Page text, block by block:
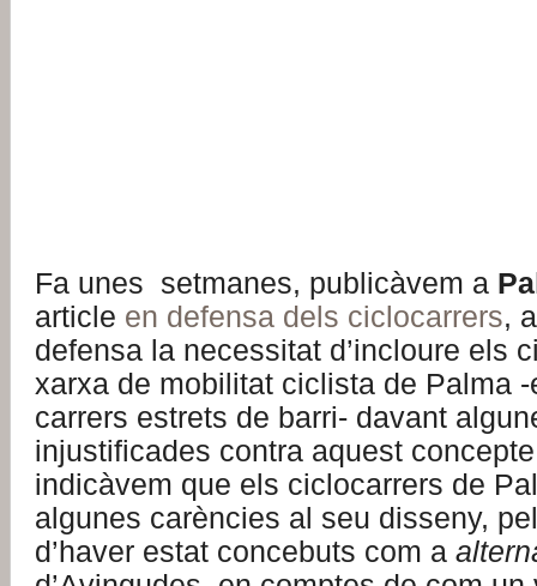
Fa unes setmanes, publicàvem a
article en defensa dels ciclocarrers,
defensa la necessitat d’incloure els
xarxa de mobilitat ciclista de Palma
carrers estrets de barri- davant
injustificades contra aquest
indicàvem que els ciclocarrers de
algunes carències al seu disseny,
d’haver estat concebuts com a